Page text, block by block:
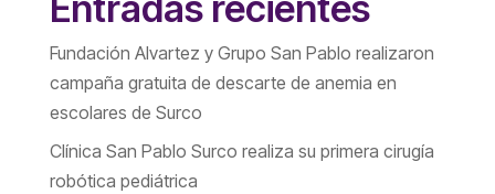
Fundación Alvartez y Grupo San Pablo realizaron
campaña gratuita de descarte de anemia en
escolares de Surco
Clínica San Pablo Surco realiza su primera cirugía
robótica pediátrica